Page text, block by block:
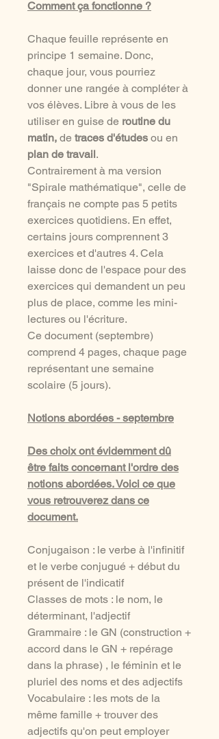
Comment ça fonctionne ?
Chaque feuille représente en
principe 1 semaine. Donc,
chaque jour, vous pourriez
donner une rangée à compléter à
vos élèves. Libre à vous de les
utiliser en guise de routine du
matin, de traces d'études ou en
plan de travail.
Contrairement à ma version
"Spirale mathématique", celle de
français ne compte pas 5 petits
exercices quotidiens. En effet,
certains jours comprennent 3
exercices et d'autres 4. Cela
laisse donc de l'espace pour des
exercices qui demandent un peu
plus de place, comme les mini-
lectures ou l'écriture.
Ce document (septembre)
comprend 4 pages, chaque page
représentant une semaine
scolaire (5 jours).
Notions abordées - septembre
Des choix ont évidemment dû
être faits concernant l'ordre des
notions abordées. Voici ce que
vous retrouverez dans ce
document.
Conjugaison : le verbe à l'infinitif
et le verbe conjugué + début du
présent de l'indicatif
Classes de mots : le nom, le
déterminant, l'adjectif
Grammaire : le GN (construction +
accord dans le GN + repérage
dans la phrase) , le féminin et le
pluriel des noms et des adjectifs
Vocabulaire : les mots de la
même famille + trouver des
adjectifs qu'on peut employer